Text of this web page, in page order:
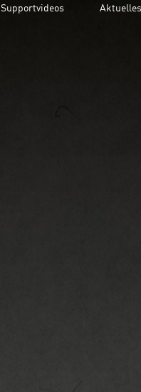
Supportvideos
Aktuelles